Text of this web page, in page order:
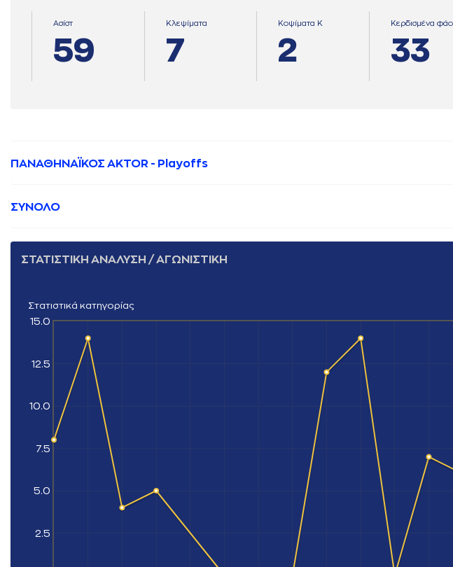
Ασίστ
59
Κλεψίματα
7
Κοψίματα Κ
2
Κερδισμένα
33
ΠΑΝΑΘΗΝΑΪΚΟΣ AKTOR - Playoffs
ΣΥΝΟΛΟ
ΣΤΑΤΙΣΤΙΚΗ ΑΝΑΛΥΣΗ / ΑΓΩΝΙΣΤΙΚΗ
Στατιστικά κατηγορίας
2.5
5.0
7.5
10.0
12.5
15.0